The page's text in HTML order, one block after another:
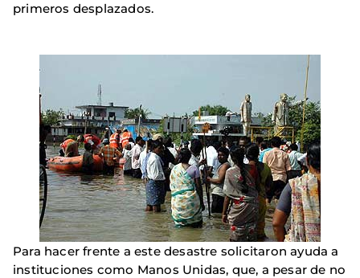
primeros desplazados.
Para hacer frente a este desastre solicitaron ayuda a
instituciones como Manos Unidas, que, a pesar de no